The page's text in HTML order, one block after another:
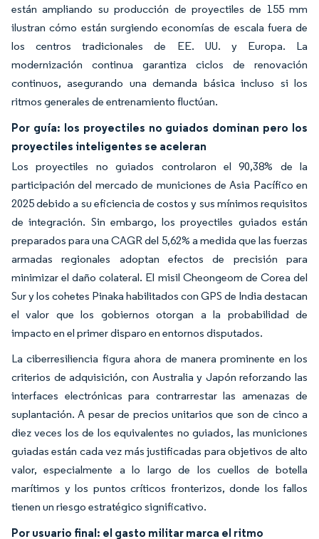
están ampliando su producción de proyectiles de 155 mm
ilustran cómo están surgiendo economías de escala fuera de
los centros tradicionales de EE. UU. y Europa. La
modernización continua garantiza ciclos de renovación
continuos, asegurando una demanda básica incluso si los
ritmos generales de entrenamiento fluctúan.
Por guía: los proyectiles no guiados dominan pero los
proyectiles inteligentes se aceleran
Los proyectiles no guiados controlaron el 90,38% de la
participación del mercado de municiones de Asia Pacífico en
2025 debido a su eficiencia de costos y sus mínimos requisitos
de integración. Sin embargo, los proyectiles guiados están
preparados para una CAGR del 5,62% a medida que las fuerzas
armadas regionales adoptan efectos de precisión para
minimizar el daño colateral. El misil Cheongeom de Corea del
Sur y los cohetes Pinaka habilitados con GPS de India destacan
el valor que los gobiernos otorgan a la probabilidad de
impacto en el primer disparo en entornos disputados.
La ciberresiliencia figura ahora de manera prominente en los
criterios de adquisición, con Australia y Japón reforzando las
interfaces electrónicas para contrarrestar las amenazas de
suplantación. A pesar de precios unitarios que son de cinco a
diez veces los de los equivalentes no guiados, las municiones
guiadas están cada vez más justificadas para objetivos de alto
valor, especialmente a lo largo de los cuellos de botella
marítimos y los puntos críticos fronterizos, donde los fallos
tienen un riesgo estratégico significativo.
Por usuario final: el gasto militar marca el ritmo